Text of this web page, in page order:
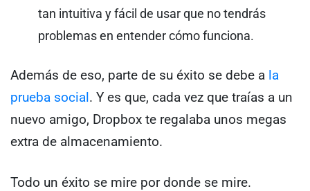
tan intuitiva y fácil de usar que no tendrás
problemas en entender cómo funciona.
Además de eso, parte de su éxito se debe a la
prueba social. Y es que, cada vez que traías a un
nuevo amigo, Dropbox te regalaba unos megas
extra de almacenamiento.
Todo un éxito se mire por donde se mire.